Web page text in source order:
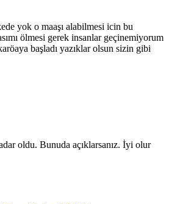
yok o maaşı alabilmesi icin bu
ölmesi gerek insanlar geçinemiyorum
başladı yazıklar olsun sizin gibi
oldu. Bunuda açıklarsanız. İyi olur